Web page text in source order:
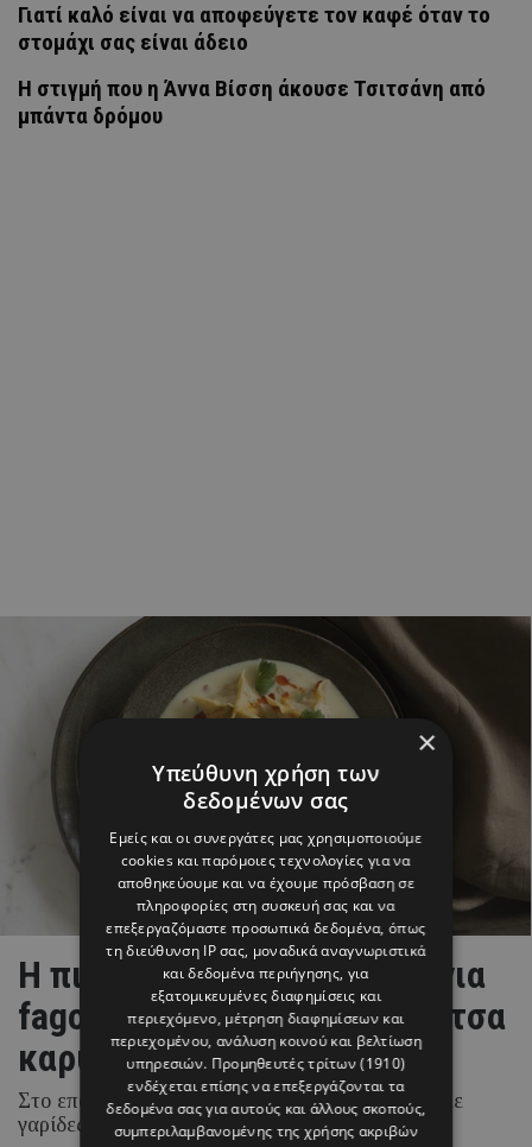
Γιατί καλό είναι να αποφεύγετε τον καφέ όταν το
στομάχι σας είναι άδειο
H στιγμή που η Άννα Βίσση άκουσε Τσιτσάνη από
μπάντα δρόμου
H πιο λαχταριστή συνταγή για
fagottini με γαρίδες και σάλτσα
καρύδας
Στο επόμενο επίσημο τραπέζι φτιάξτε fagottini με
γαρίδες και σάλτσα καρύδας, και εντυπωσιάστε!
×
Υπεύθυνη χρήση των
δεδομένων σας
Εμείς και οι συνεργάτες μας χρησιμοποιούμε
cookies και παρόμοιες τεχνολογίες για να
αποθηκεύουμε και να έχουμε πρόσβαση σε
πληροφορίες στη συσκευή σας και να
επεξεργαζόμαστε προσωπικά δεδομένα, όπως
τη διεύθυνση IP σας, μοναδικά αναγνωριστικά
και δεδομένα περιήγησης, για
εξατομικευμένες διαφημίσεις και
περιεχόμενο, μέτρηση διαφημίσεων και
περιεχομένου, ανάλυση κοινού και βελτίωση
υπηρεσιών. Προμηθευτές τρίτων (1910)
ενδέχεται επίσης να επεξεργάζονται τα
δεδομένα σας για αυτούς και άλλους σκοπούς,
συμπεριλαμβανομένης της χρήσης ακριβών